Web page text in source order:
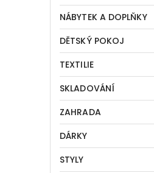
NÁBYTEK A DOPLŇKY
DĚTSKÝ POKOJ
TEXTILIE
SKLADOVÁNÍ
ZAHRADA
DÁRKY
STYLY